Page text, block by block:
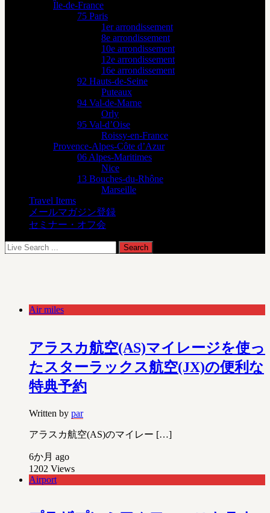
Île-de-France
75 Paris
1er arrondissement
8e arrondissement
10e arrondissement
12e arrondissement
16e arrondissement
92 Hauts-de-Seine
Puteaux
94 Val-de-Marne
Orly
95 Val-d’Oise
Roissy-en-France
Provence-Alpes-Côte d’Azur
06 Alpes-Maritimes
Nice
13 Bouches-du-Rhône
Marseille
Travel Items
メールマガジン登録
セミナー・オフ会
Air miles
アラスカ航空(AS)マイレージを使っ
たスターラックス航空(JX)の便利な
特典予約
Written by par
アラスカ航空(AS)のマイレー […]
6か月 ago
1202 Views
Airport